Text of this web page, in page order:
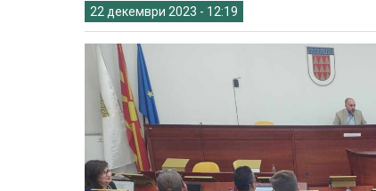
22 декември 2023 - 12:19